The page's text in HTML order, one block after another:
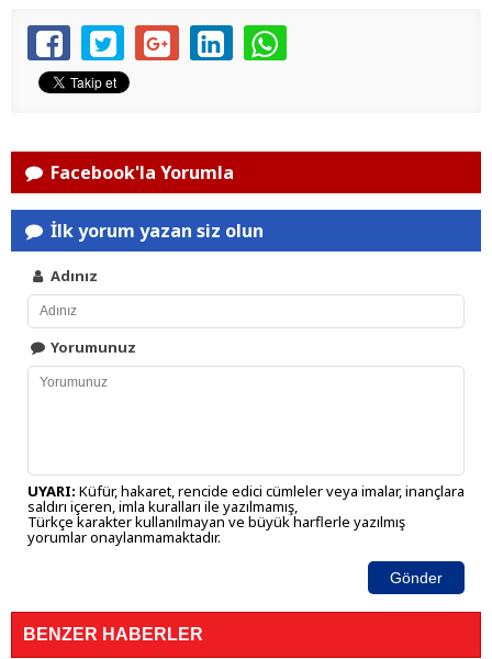
Facebook'la Yorumla
İlk yorum yazan siz olun
Adınız
Yorumunuz
UYARI: Küfür, hakaret, rencide edici cümleler veya imalar, inançlara
saldırı içeren, imla kuralları ile yazılmamış,
Türkçe karakter kullanılmayan ve büyük harflerle yazılmış
yorumlar onaylanmamaktadır.
Gönder
BENZER HABERLER